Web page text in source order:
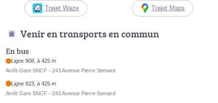
Trajet Waze Trajet Maps
Venir en transports en commun
En bus
Ligne 908, à 425 m
Arrêt Gare SNCF - 243 Avenue Pierre Semard
Ligne 923, à 425 m
Arrêt Gare SNCF - 243 Avenue Pierre Semard